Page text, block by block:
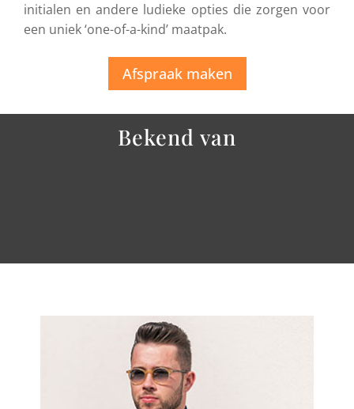
initialen en andere ludieke opties die zorgen voor
een uniek ‘one-of-a-kind’ maatpak.
Afspraak maken
Bekend van